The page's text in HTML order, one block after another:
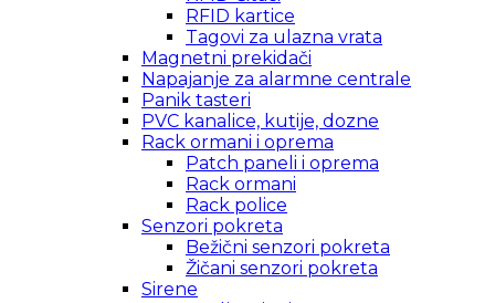
RFID kartice
Tagovi za ulazna vrata
Magnetni prekidači
Napajanje za alarmne centrale
Panik tasteri
PVC kanalice, kutije, dozne
Rack ormani i oprema
Patch paneli i oprema
Rack ormani
Rack police
Senzori pokreta
Bežični senzori pokreta
Žičani senzori pokreta
Sirene